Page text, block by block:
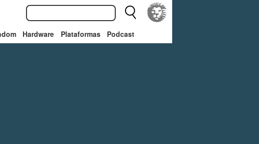
Hardware Plataformas Podcast